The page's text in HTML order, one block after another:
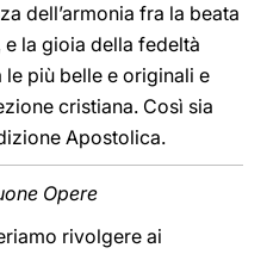
dell’armonia fra la beata
la gioia della fedeltà
le più belle e originali e
cristiana. Così sia
Apostolica.
Opere
rivolgere ai